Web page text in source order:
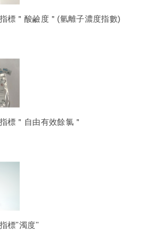
標＂酸鹼度＂(氫離子濃度指數)
標＂自由有效餘氯＂
標"濁度"